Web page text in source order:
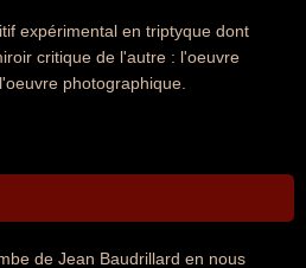
expérimental en triptyque dont
critique de l'autre : l'oeuvre
photographique.
de Jean Baudrillard en nous